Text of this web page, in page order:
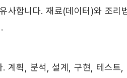
사합니다. 재료(데이터)와 조리
계획, 분석, 설계, 구현, 테스트,